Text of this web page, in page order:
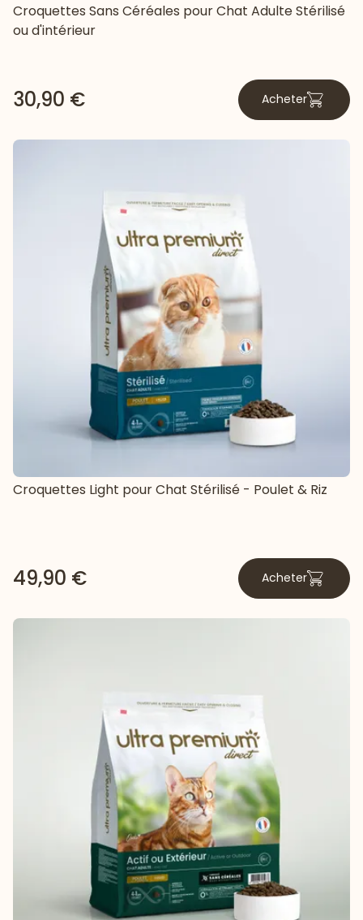
Croquettes Sans Céréales pour Chat Adulte Stérilisé
ou d'intérieur
30,90 € Acheter
Croquettes Light pour Chat Stérilisé - Poulet & Riz
49,90 € Acheter